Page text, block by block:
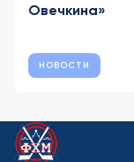
Овечкина»
НОВОСТИ